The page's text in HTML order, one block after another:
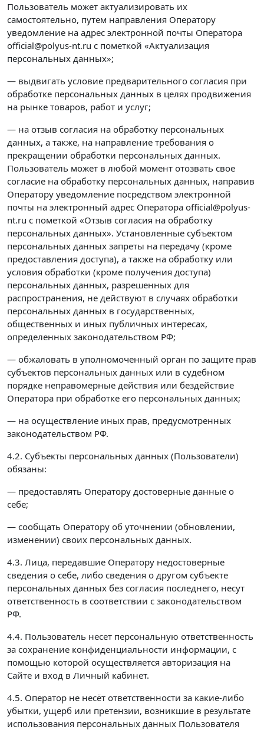
Пользователь может актуализировать их
самостоятельно, путем направления Оператору
уведомление на адрес электронной почты Оператора
official@polyus-nt.ru с пометкой «Актуализация
персональных данных»;
— выдвигать условие предварительного согласия при
обработке персональных данных в целях продвижения
на рынке товаров, работ и услуг;
— на отзыв согласия на обработку персональных
данных, а также, на направление требования о
прекращении обработки персональных данных.
Пользователь может в любой момент отозвать свое
согласие на обработку персональных данных, направив
Оператору уведомление посредством электронной
почты на электронный адрес Оператора official@polyus-
nt.ru с пометкой «Отзыв согласия на обработку
персональных данных». Установленные субъектом
персональных данных запреты на передачу (кроме
предоставления доступа), а также на обработку или
условия обработки (кроме получения доступа)
персональных данных, разрешенных для
распространения, не действуют в случаях обработки
персональных данных в государственных,
общественных и иных публичных интересах,
определенных законодательством РФ;
— обжаловать в уполномоченный орган по защите прав
субъектов персональных данных или в судебном
порядке неправомерные действия или бездействие
Оператора при обработке его персональных данных;
— на осуществление иных прав, предусмотренных
законодательством РФ.
4.2. Субъекты персональных данных (Пользователи)
обязаны:
— предоставлять Оператору достоверные данные о
себе;
— сообщать Оператору об уточнении (обновлении,
изменении) своих персональных данных.
4.3. Лица, передавшие Оператору недостоверные
сведения о себе, либо сведения о другом субъекте
персональных данных без согласия последнего, несут
ответственность в соответствии с законодательством
РФ.
4.4. Пользователь несет персональную ответственность
за сохранение конфиденциальности информации, с
помощью которой осуществляется авторизация на
Сайте и вход в Личный кабинет.
4.5. Оператор не несёт ответственности за какие-либо
убытки, ущерб или претензии, возникшие в результате
использования персональных данных Пользователя